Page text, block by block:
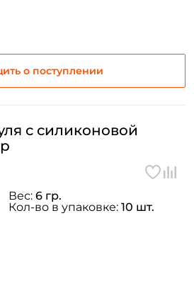
о поступлении
с силиконовой
Вес: 6 гр.
Кол-во в упаковке: 10 шт.